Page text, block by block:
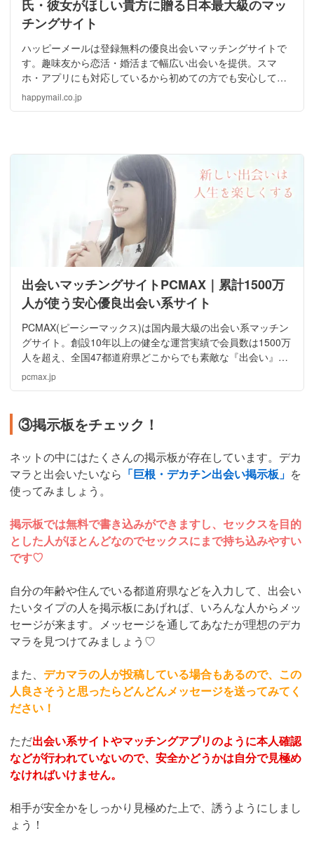
氏・彼女がほしい貴方に贈る日本最大級のマッ
チングサイト
ハッピーメールは登録無料の優良出会いマッチングサイトで
す。趣味友から恋活・婚活まで幅広い出会いを提供。スマ
ホ・アプリにも対応しているから初めての方でも安心してご
利用頂けます。20年の運営実績で累計会員数2,500万以上、
全国47都道府県のどこからでも素敵な出会いを見つけること
happymail.co.jp
出会いマッチングサイトPCMAX｜累計1500万
人が使う安心優良出会い系サイト
PCMAX(ピーシーマックス)は国内最大級の出会い系マッチン
グサイト。創設10年以上の健全な運営実績で会員数は1500万
人を超え、全国47都道府県どこからでも素敵な『出会い』が
見つかります。スマホ・アプリも対応、今出会えるチャンス
を逃しません。
pcmax.jp
③掲示板をチェック！
ネットの中にはたくさんの掲示板が存在しています。デカ
マラと出会いたいなら 「巨根・デカチン出会い掲示板」 を
使ってみましょう。
掲示板では無料で書き込みができますし、セックスを目的
とした人がほとんどなのでセックスにまで持ち込みやすい
です♡
自分の年齢や住んでいる都道府県などを入力して、出会い
たいタイプの人を掲示板にあげれば、いろんな人からメッ
セージが来ます。メッセージを通してあなたが理想のデカ
マラを見つけてみましょう♡
また、 デカマラの人が投稿している場合もあるので、この
人良さそうと思ったらどんどんメッセージを送ってみてく
ださい！
ただ出会い系サイトやマッチングアプリのように本人確認
などが行われていないので、安全かどうかは自分で見極め
なければいけません。
相手が安全かをしっかり見極めた上で、誘うようにしまし
ょう！